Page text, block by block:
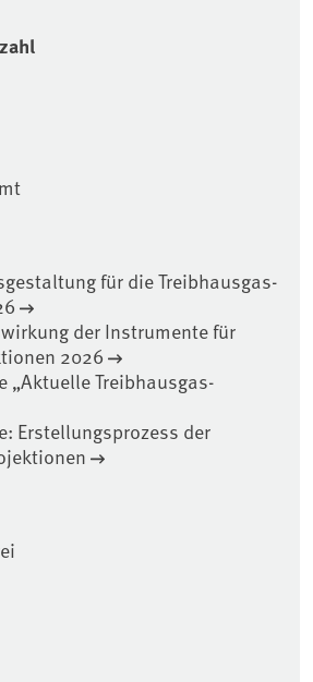
für die Treibhausgas-
der Instrumente für
2026
„Aktuelle Treibhausgas-
Erstellungsprozess der